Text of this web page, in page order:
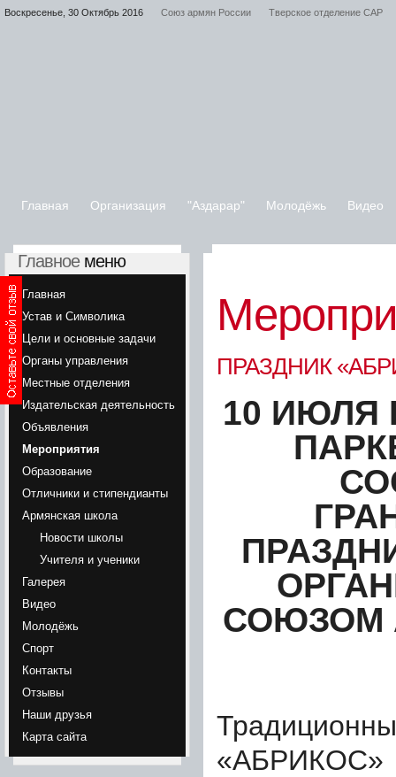
Воскресенье, 30 Октябрь 2016 Союз армян России Тверское отделение САР
Главная Организация "Аздарар" Молодёжь Видео
Главноеменю
Главная
Устав и Символика
Цели и основные задачи
Органы управления
Местные отделения
Издательская деятельность
Объявления
Мероприятия
Образование
Отличники и стипендианты
Армянская школа
Новости школы
Учителя и ученики
Галерея
Видео
Молодёжь
Спорт
Контакты
Отзывы
Наши друзья
Карта сайта
ПРАЗДНИК
10 ИЮЛЯ
СОЮЗОМ
«АБРИКОС»